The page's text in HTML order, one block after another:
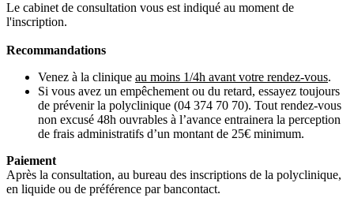
Le cabinet de consultation vous est indiqué au moment de
l'inscription.
Recommandations
Venez à la clinique au moins 1/4h avant votre rendez-vous.
Si vous avez un empêchement ou du retard, essayez toujours
de prévenir la polyclinique (04 374 70 70). Tout rendez-vous
non excusé 48h ouvrables à l’avance entrainera la perception
de frais administratifs d’un montant de 25€ minimum.
Paiement
Après la consultation, au bureau des inscriptions de la polyclinique,
en liquide ou de préférence par bancontact.